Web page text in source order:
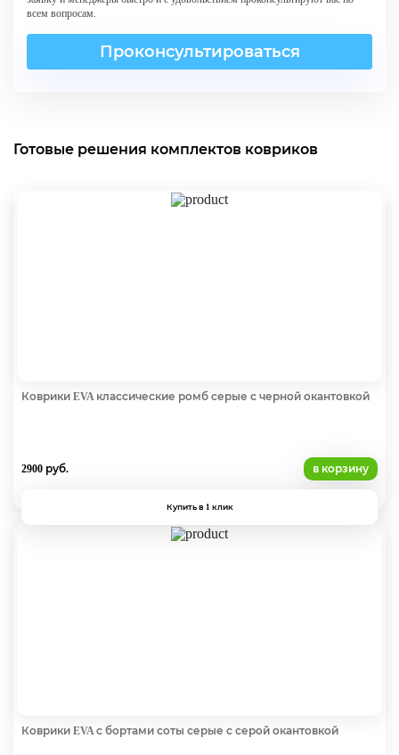
всем вопросам.
Проконсультироваться
Готовые решения комплектов ковриков
Коврики EVA классические ромб серые с черной окантовкой
2900 руб. в корзину
Купить в 1 клик
Коврики EVA с бортами соты серые с серой окантовкой